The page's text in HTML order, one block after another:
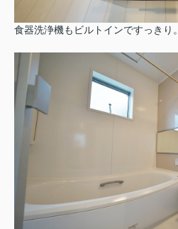
食器洗浄機もビルトインですっきり。